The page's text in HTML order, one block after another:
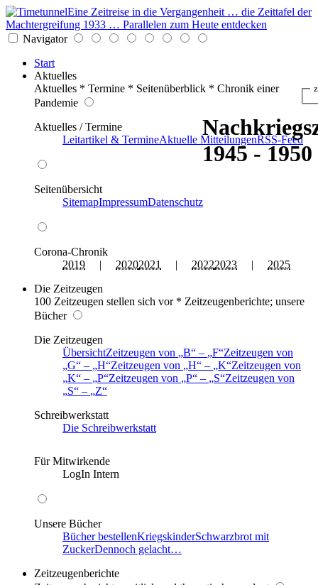
Eine Zeitreise in die Vergangenheit … die Zeittafel der
Machtergreifung 1933 … Parallelen zum Heute entdecken
Navigator
Start
Aktuelles
Aktuelles * Termine * Seitenüberblick * Chronik einer
Pandemie
Aktuelles / Termine
Leitartikel & TermineAktuelle MitteilungenRSS-Feed
Seitenübersicht
SitemapImpressumDatenschutz
Corona-Chronik
2019 | 20202021 | 20222023 | 2025
Die Zeitzeugen
100 Zeitzeugen stellen sich vor * Zeitzeugenberichte; unsere
Bücher
Die Zeitzeugen
ÜbersichtZeitzeugen von B – F Zeitzeugen von
G
– H Zeitzeugen von H – K Zeitzeugen von
K
– P Zeitzeugen von P – S Zeitzeugen von
S
–
Z
Schreibwerkstatt
Die Schreibwerkstatt
Für Mitwirkende
LogIn Intern
Unsere Bücher
Bücher bestellenKriegskinderSchwarzbrot mit
ZuckerDennoch gelacht…
Zeitzeugenberichte
1945 - 1950